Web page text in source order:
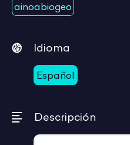
ainoabiogeo
Idioma
Español
Descripción